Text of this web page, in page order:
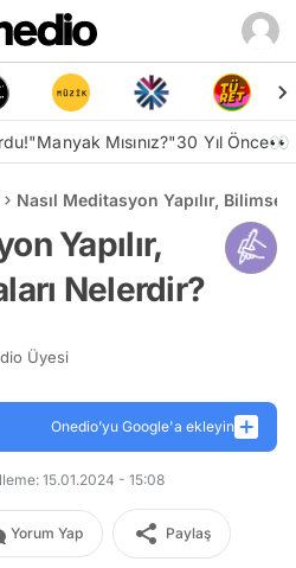
"Manyak Mısınız?"30 Yıl Önce👀
Nasıl Meditasyon Yapılır,
Yapılır,
Nelerdir?
Üyesi
Onedio’yu Google'a ekleyin
15.01.2024 - 15:08
Yorum Yap Paylaş